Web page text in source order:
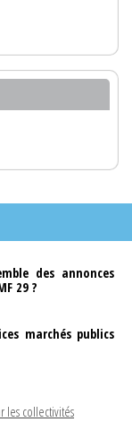
des annonces
29 ?
marchés publics
les collectivités